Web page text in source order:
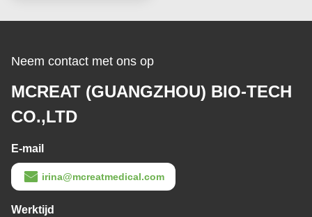
Neem contact met ons op
MCREAT (GUANGZHOU) BIO-TECH
CO.,LTD
E-mail
irina@mcreatmedical.com
Werktijd